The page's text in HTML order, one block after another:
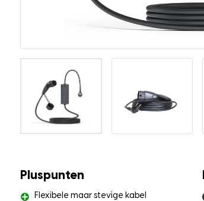
Pluspunten
Flexibele maar stevige kabel